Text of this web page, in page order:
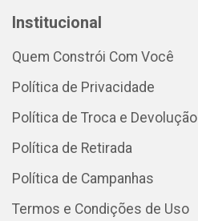
Institucional
Quem Constrói Com Você
Política de Privacidade
Política de Troca e Devolução
Política de Retirada
Política de Campanhas
Termos e Condições de Uso